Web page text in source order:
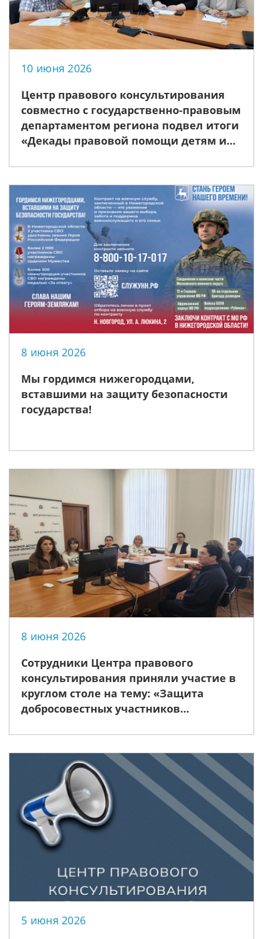
10 июня 2026
Центр правового консультирования
совместно с государственно-правовым
департаментом региона подвел итоги
«Декады правовой помощи детям и
8 июня 2026
Мы гордимся нижегородцами,
вставшими на защиту безопасности
государства!
8 июня 2026
Сотрудники Центра правового
консультирования приняли участие в
круглом столе на тему: «Защита
добросовестных участников
проблемы законодательства и
судебной практики»
5 июня 2026